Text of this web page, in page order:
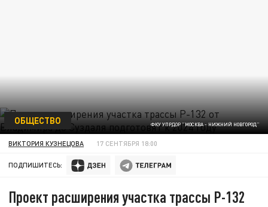
ФКУ УПРДОР "МОСКВА - НИЖНИЙ НОВГОРОД"
ОБЩЕСТВО
ВИКТОРИЯ КУЗНЕЦОВА 17 СЕНТЯБРЯ 18:00
ПОДПИШИТЕСЬ:
Проект расширения участка трассы Р-132